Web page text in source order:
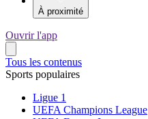
À proximité
Ouvrir l'app
Tous les contenus
Sports populaires
Ligue 1
UEFA Champions League